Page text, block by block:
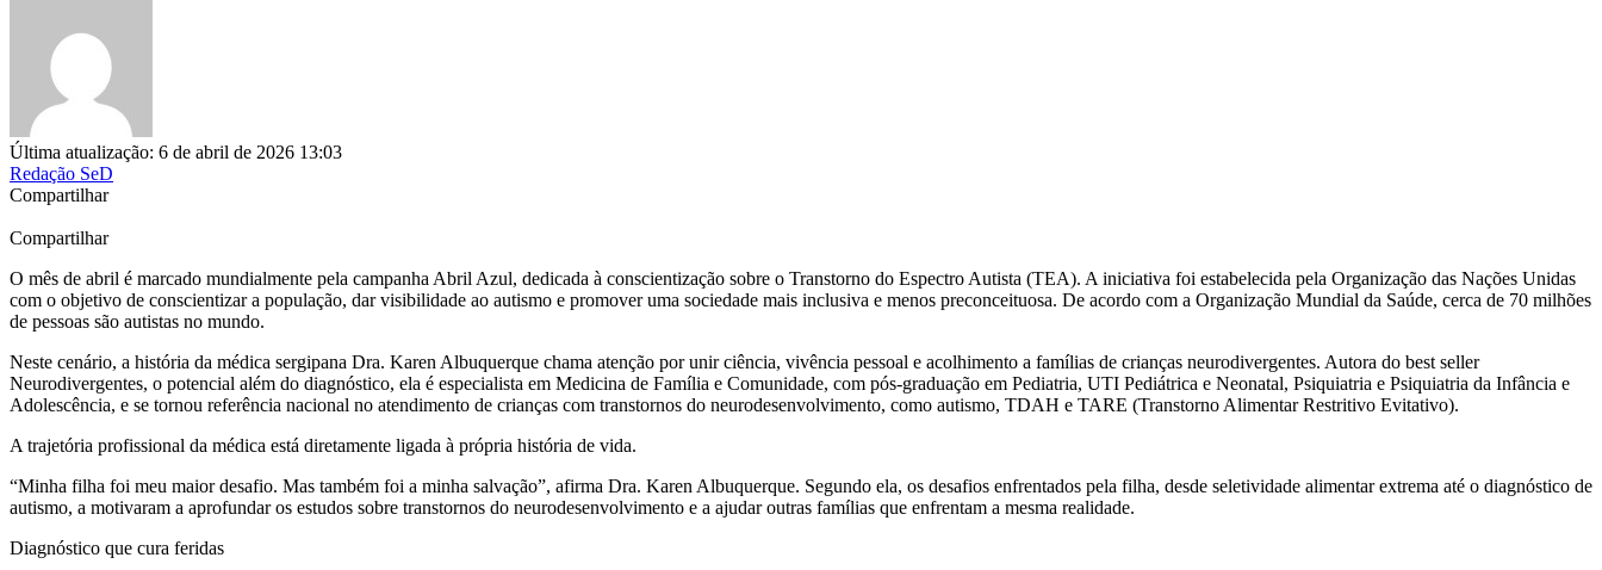
Última atualização: 6 de abril de 2026 13:03
Redação SeD
Compartilhar
Compartilhar
O mês de abril é marcado mundialmente pela campanha Abril Azul, dedicada à conscientização sobre o Transtorno do Espectro Autista (TEA). A iniciativa foi estabelecida pela Organização das Nações Unidas
com o objetivo de conscientizar a população, dar visibilidade ao autismo e promover uma sociedade mais inclusiva e menos preconceituosa. De acordo com a Organização Mundial da Saúde, cerca de 70 milhões
de pessoas são autistas no mundo.
Neste cenário, a história da médica sergipana Dra. Karen Albuquerque chama atenção por unir ciência, vivência pessoal e acolhimento a famílias de crianças neurodivergentes. Autora do best seller
Neurodivergentes, o potencial além do diagnóstico, ela é especialista em Medicina de Família e Comunidade, com pós-graduação em Pediatria, UTI Pediátrica e Neonatal, Psiquiatria e Psiquiatria da Infância e
Adolescência, e se tornou referência nacional no atendimento de crianças com transtornos do neurodesenvolvimento, como autismo, TDAH e TARE (Transtorno Alimentar Restritivo Evitativo).
A trajetória profissional da médica está diretamente ligada à própria história de vida.
“Minha filha foi meu maior desafio. Mas também foi a minha salvação”, afirma Dra. Karen Albuquerque. Segundo ela, os desafios enfrentados pela filha, desde seletividade alimentar extrema até o diagnóstico de
autismo, a motivaram a aprofundar os estudos sobre transtornos do neurodesenvolvimento e a ajudar outras famílias que enfrentam a mesma realidade.
Diagnóstico que cura feridas